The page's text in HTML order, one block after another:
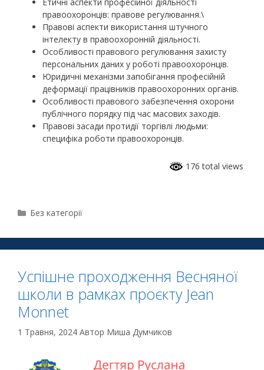
правоохоронців: правове регулювання.\
Правові аспекти використання штучного
інтелекту в правоохоронній діяльності.
Особливості правового регулювання захисту
персональних даних у роботі правоохоронців.
Юридичні механізми запобігання професійній
деформації працівників правоохоронних органів.
Особливості правового забезпечення охорони
публічного порядку під час масових заходів.
Правові засади протидії торгівлі людьми:
специфіка роботи правоохоронців.
176 total views
Без категорії
Успішне проходження Весняної
школи в рамках проєкту Jean
Monnet
1 Травня, 2024 Автор Миша Думчиков